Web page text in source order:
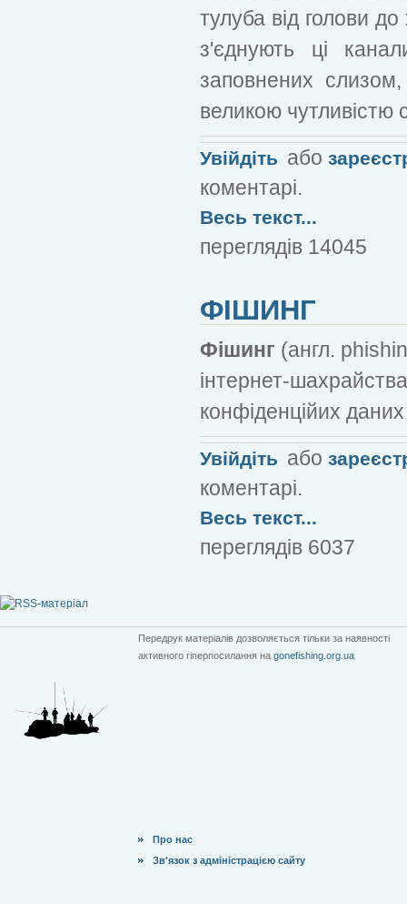
тулуба від голови
з'єднують ці
заповнених
великою чутливістю
Увійдіть або
коментарі.
Весь текст...
переглядів 14045
ФІШИНГ
Фішинг (англ.
інтернет-
конфіденційих
Увійдіть або
коментарі.
Весь текст...
переглядів 6037
Передрук матеріалів дозволяється тільки за наявності
активного гіперпосилання на gonefishing.org.ua
Про нас
Зв'язок з адміністрацією сайту